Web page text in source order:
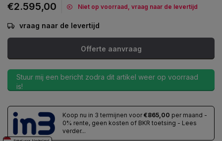
€2.595,00 Niet op voorraad, vraag naar de levertijd
vraag naar de levertijd
Offerte aanvraag
Stuur mij een bericht zodra dit artikel weer op voorraad
is!
Koop nu in 3 termijnen voor €865,00 per maand -
0% rente, geen kosten of BKR toetsing - Lees
verder...